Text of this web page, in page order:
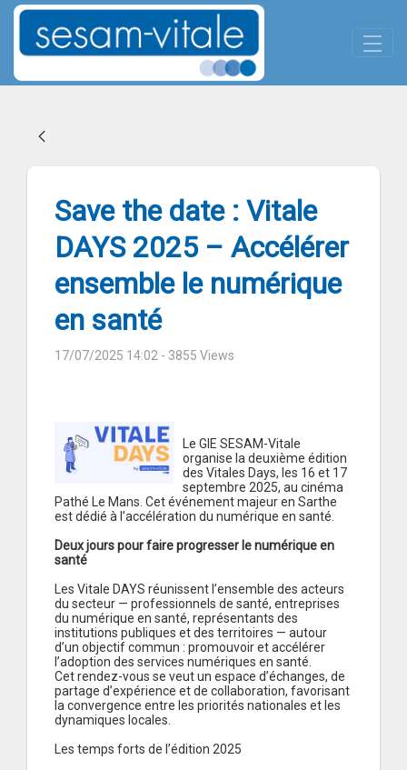
Skip to Main Content
Save the date : Vitale DAYS
Save the date : Vitale
DAYS 2025 – Accélérer
ensemble le numérique
en santé
17/07/2025 14:02 - 3855 Views
Le GIE SESAM-Vitale
organise la deuxième édition
des Vitales Days, les 16 et 17
septembre 2025, au cinéma
Pathé Le Mans. Cet événement majeur en Sarthe
est dédié à l’accélération du numérique en santé.
Deux jours pour faire progresser le numérique en
santé
Les Vitale DAYS réunissent l’ensemble des acteurs
du secteur — professionnels de santé, entreprises
du numérique en santé, représentants des
institutions publiques et des territoires — autour
d’un objectif commun : promouvoir et accélérer
l’adoption des services numériques en santé.
Cet rendez-vous se veut un espace d’échanges, de
partage d’expérience et de collaboration, favorisant
la convergence entre les priorités nationales et les
dynamiques locales.
Les temps forts de l’édition 2025
Panneau de gestion des cookies